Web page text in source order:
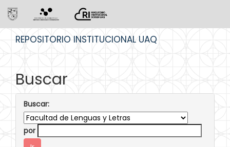
REPOSITORIO INSTITUCIONAL UAQ
Buscar
Buscar:
por